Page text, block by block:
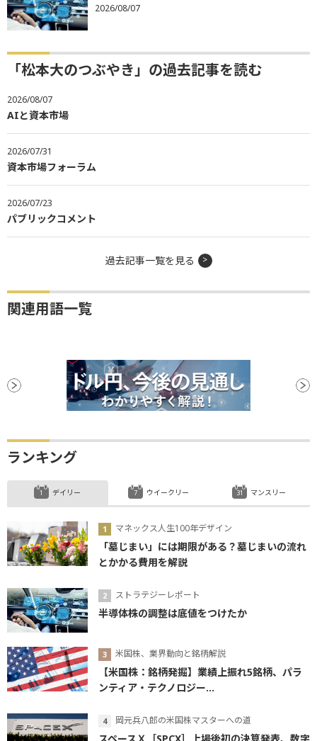
2026/08/07
「松本大のつぶやき」の過去記事を読む
2026/08/07
AIと資本市場
2026/07/31
資本市場フォーラム
2026/07/23
パブリックコメント
過去記事一覧を見る
関連用語一覧
ランキング
デイリー
マネックス人生100年デザイン
「墓じまい」には期限がある？墓じまいの流れ
とかかる費用を解説
ストラテジーレポート
半導体株の調整は底値をつけたか
米国株、業界動向と銘柄解説
【米国株：銘柄発掘】業績上振れ5銘柄、パラ
ンティア・テクノロジー...
岡元兵八郎の米国株マスターへの道
ウイークリー マンスリー